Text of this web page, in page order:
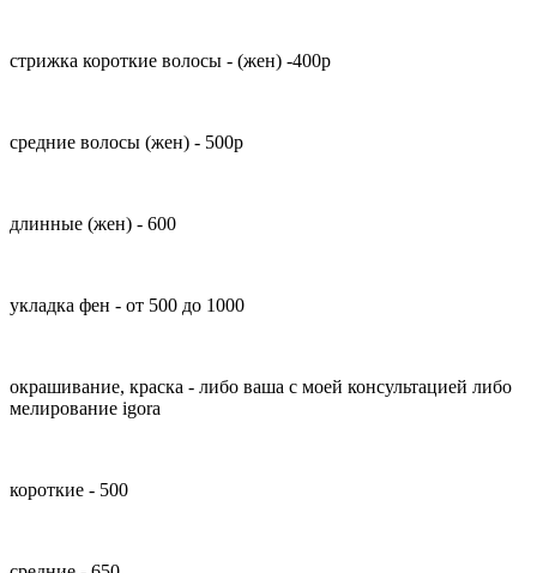
стрижка короткие волосы - (жен) -400р
средние волосы (жен) - 500р
длинные (жен) - 600
укладка фен - от 500 до 1000
окрашивание, краска - либо ваша с моей консультацией либо
мелирование igora
короткие - 500